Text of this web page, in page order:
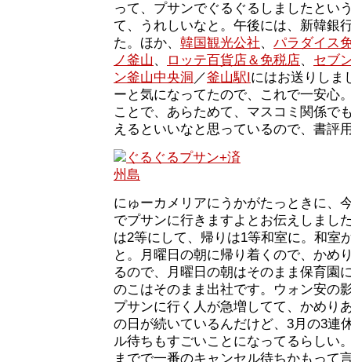
って、プサンでぐるぐるしましたとい
て、うれしいなと。午後には、新韓銀
た。ほか、 韓国観光公社、 パラダイス
ノ釜山 、 ロッテ百貨店＆免税店、 セブ
ン釜山中央洞 ／釜山駅I にはお送りしま
ーと気になってたので、これで一安心
ことで、あらためて、マスコミ関係で
えるといいなと思っているので、書評
にゅーカメリアにうかがたっときに、
でプサンに行きますよとお伝えしまし
は2等にして、帰りは1等和室に。和室
と。月曜日の朝に帰り着くので、かめ
るので、月曜日の朝はそのまま保育園
のこはそのまま出社です。ウォン安の
プサンに行く人が急増してて、かめり
の日が続いているんだけど、3月の3連
ル待ちもすごいことになってるらしい
までで一番のキャンセル待ちかもって